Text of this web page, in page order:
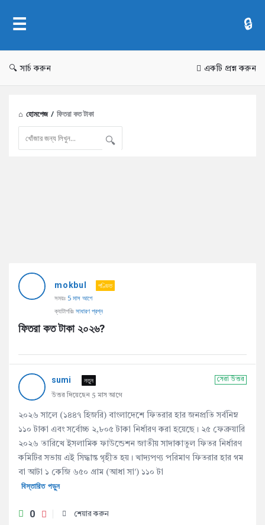
সার্চ করুন একটি প্রশ্ন করুন
হোমপেজ / ফিতরা কত টাকা
AddaBuzz.net
Latest
mokbul
পণ্ডিত
সময়ঃ 5 মাস আগে
ক্যাটাগরিঃ সাধারণ প্রশ্ন
ফিতরা কত টাকা ২০২৬?
সেরা উত্তর
sumi নতুন
উত্তর দিয়েছেন 5 মাস আগে
২০২৬ সালে (১৪৪৭ হিজরি) বাংলাদেশে ফিতরার হার জনপ্রতি সর্বনিম্ন
১১০ টাকা এবং সর্বোচ্চ ২,৮০৫ টাকা নির্ধারণ করা হয়েছে। ২৫ ফেব্রুয়ারি
২০২৬ তারিখে ইসলামিক ফাউন্ডেশন জাতীয় সাদাকাতুল ফিতর নির্ধারণ
কমিটির সভায় এই সিদ্ধান্ত গৃহীত হয়। খাদ্যপণ্য পরিমাণ ফিতরার হার গম
বা আটা ১ কেজি ৬৫০ গ্রাম (আধা সা') ১১০ টা
বিস্তারিত পড়ুন
0 শেয়ার করুন